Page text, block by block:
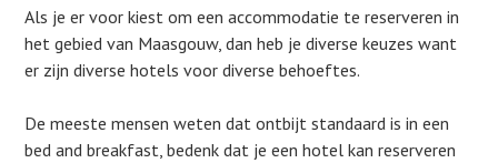
Als je er voor kiest om een accommodatie te reserveren in
het gebied van Maasgouw, dan heb je diverse keuzes want
er zijn diverse hotels voor diverse behoeftes.
De meeste mensen weten dat ontbijt standaard is in een
bed and breakfast, bedenk dat je een hotel kan reserveren